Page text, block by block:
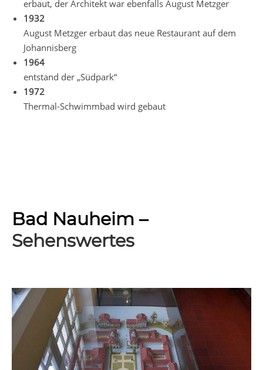
erbaut, der Architekt war ebenfalls August Metzger
1932
August Metzger erbaut das neue Restaurant auf dem
Johannisberg
1964
entstand der „Südpark“
1972
Thermal-Schwimmbad wird gebaut
Bad Nauheim –
Sehenswertes